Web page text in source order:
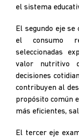
el sistema
El segundo eje
el consumo
seleccionadas
valor nutritivo
decisiones
contribuyen al
propósito común
más eficientes,
El tercer eje